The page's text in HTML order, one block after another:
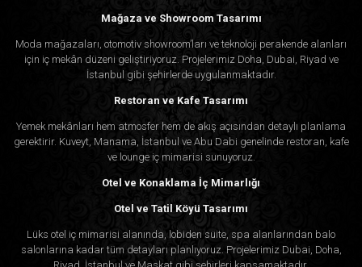
Mağaza ve Showroom Tasarımı
Moda mağazaları, otomotiv showroom’ları ve teknoloji perakende alanları
için iç mekân düzeni geliştiriyoruz. Projelerimiz Doha, Dubai, Riyad ve
İstanbul gibi şehirlerde uygulanmaktadır.
Restoran ve Kafe Tasarımı
Yemek mekânları hem atmosfer hem de akış açısından detaylı planlama
gerektirir. Kuveyt, Manama, İstanbul ve Abu Dabi genelinde restoran, kafe
ve lounge iç mimarisi sunuyoruz.
Otel ve Konaklama İç Mimarlığı
Otel ve Tatil Köyü Tasarımı
Lüks otel iç mimarisi alanında, lobiden süite, spa alanlarından balo
salonlarına kadar tüm detayları planlıyoruz. Projelerimiz Dubai, Doha,